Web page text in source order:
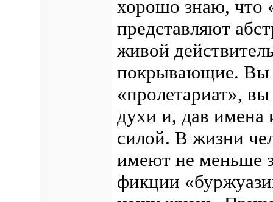
хорошо знаю, что
представляют
живой
покрывающие. Вы
«пролетариат»,
духи и, дав имена
силой. В жизни
имеют не меньше
фикции